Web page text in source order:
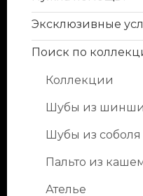
Контакты
Доставка и
FAQ
Условия
Блог
Эксклюзивные
Уход и чистка
Рестайлинг меха
Хранение шуб
Пошив изделий
Поиск по
Коллекции
Шубы из
Шубы из соболя
Пальто из
Ателье